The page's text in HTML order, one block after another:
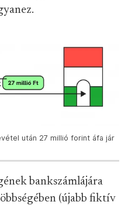
után 27 millió forint áfa jár
bankszámlájára
(újabb fiktív